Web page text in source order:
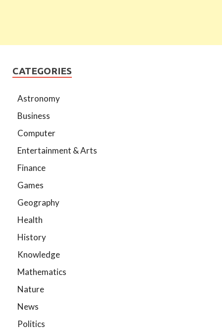
CATEGORIES
Astronomy
Business
Computer
Entertainment & Arts
Finance
Games
Geography
Health
History
Knowledge
Mathematics
Nature
News
Politics